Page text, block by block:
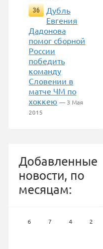
36
Дубль
Евгения
Дадонова
помог сборной
России
победить
команду
Словении в
матче ЧМ по
хоккею — 3 Мая
2015
Добавленные
новости, по
месяцам:
6 7 4 2